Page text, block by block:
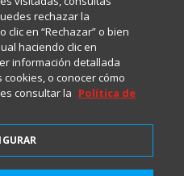
legal
rechazar la
en “Rechazar” o bien
haciendo clic en
información detallada
o conocer cómo
consultar la Política de